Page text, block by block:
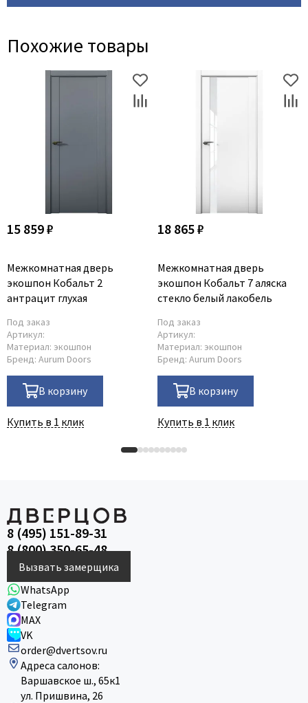
Похожие товары
15 859 ₽
Межкомнатная дверь
экошпон Кобальт 2
антрацит глухая
Под заказ
Артикул:
Материал: экошпон
Бренд: Aurum Doors
В корзину
Купить в 1 клик
18 865 ₽
Межкомнатная дверь
экошпон Кобальт 7 аляска
стекло белый лакобель
Под заказ
Артикул:
Материал: экошпон
Бренд: Aurum Doors
В корзину
Купить в 1 клик
8 (495) 151-89-31
8 (800) 350-65-48
Вызвать замерщика
WhatsApp
Telegram
MAX
VK
order@dvertsov.ru
Адреса салонов:
Варшавское ш., 65к1
ул. Пришвина, 26